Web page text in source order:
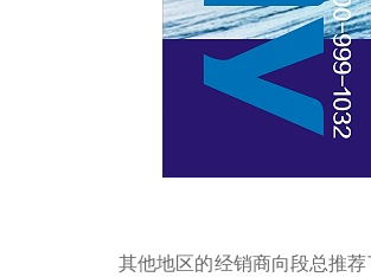
其他地区的经销商向段总推